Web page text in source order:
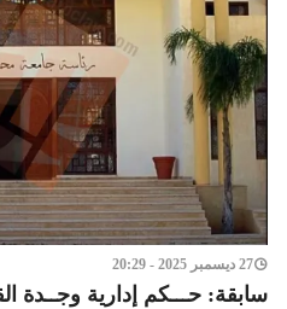
27 ديسمبر 2025 - 20:29
سابقة: حـــكم إدارية وجــدة